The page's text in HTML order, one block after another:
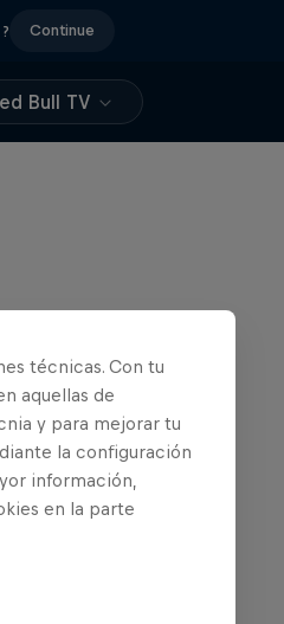
? Continue
Bull TV
técnicas. Con tu
aquellas de
y para mejorar tu
la configuración
información,
en la parte